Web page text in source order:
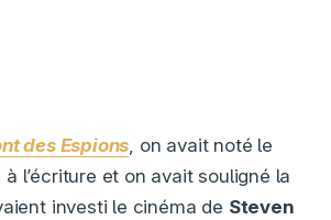
des Espions, on avait noté le
à l’écriture et on avait souligné la
investi le cinéma de Steven